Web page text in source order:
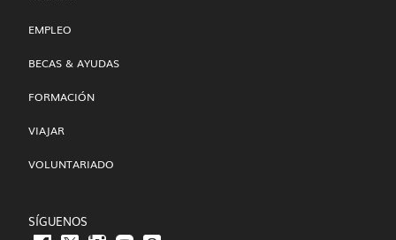
EMPLEO
BECAS & AYUDAS
FORMACIÓN
VIAJAR
VOLUNTARIADO
SÍGUENOS